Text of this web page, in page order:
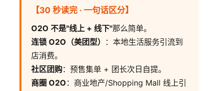
【30 秒读完 · 一句话区分】
O2O 不是"线上 + 线下"那么简单。
连锁 O2O（美团型）
：本地生活服务引流到
店消费。
社区团购：预售集单 + 团长次日自提。
商圈 O2O ：商业地产/Shopping Mall 线上引